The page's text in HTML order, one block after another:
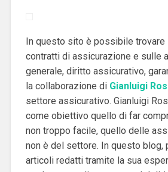
In questo sito è possibile trovare
contratti di assicurazione e sulle
generale, diritto assicurativo,
la collaborazione di Gianluigi
settore assicurativo. Gianluigi
come obiettivo quello di far
non troppo facile, quello delle
non è del settore. In questo blog,
articoli redatti tramite la sua